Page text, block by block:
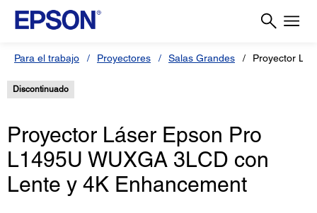
Para el trabajo Proyectores Salas Grandes Proyector
Discontinuado
Proyector Láser Epson Pro
L1495U WUXGA 3LCD con
Lente y 4K Enhancement